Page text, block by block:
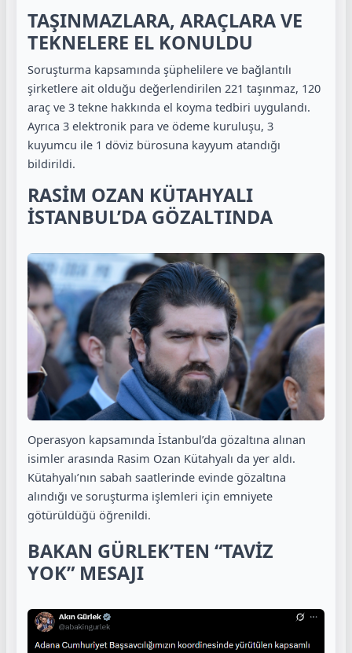
TAŞINMAZLARA, ARAÇLARA VE
TEKNELERE EL KONULDU
Soruşturma kapsamında şüphelilere ve bağlantılı
şirketlere ait olduğu değerlendirilen 221 taşınmaz, 120
araç ve 3 tekne hakkında el koyma tedbiri uygulandı.
Ayrıca 3 elektronik para ve ödeme kuruluşu, 3
kuyumcu ile 1 döviz bürosuna kayyum atandığı
bildirildi.
RASİM OZAN KÜTAHYALI
İSTANBUL’DA GÖZALTINDA
Operasyon kapsamında İstanbul’da gözaltına alınan
isimler arasında Rasim Ozan Kütahyalı da yer aldı.
Kütahyalı’nın sabah saatlerinde evinde gözaltına
alındığı ve soruşturma işlemleri için emniyete
götürüldüğü öğrenildi.
BAKAN GÜRLEK’TEN “TAVİZ
YOK” MESAJI